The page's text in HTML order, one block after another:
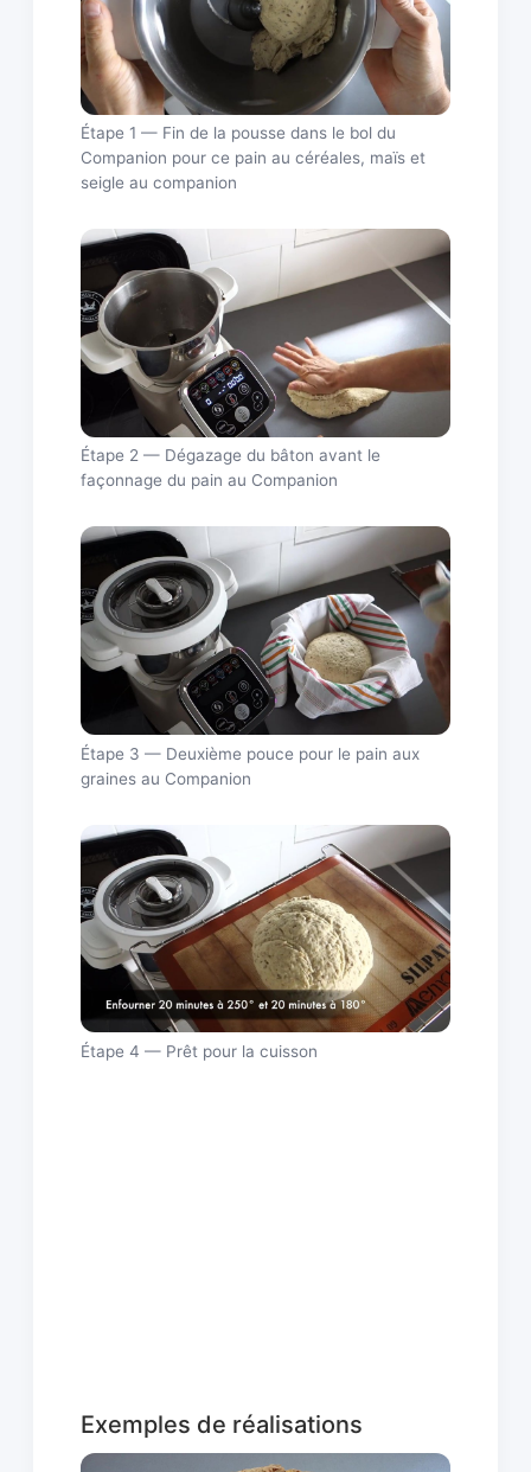
Étape 1 — Fin de la pousse dans le bol du
Companion pour ce pain au céréales, maïs et
seigle au companion
Étape 2 — Dégazage du bâton avant le
façonnage du pain au Companion
Étape 3 — Deuxième pouce pour le pain aux
graines au Companion
Étape 4 — Prêt pour la cuisson
Exemples de réalisations